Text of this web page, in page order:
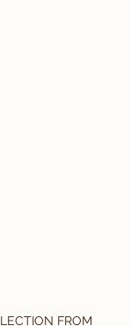
FROM